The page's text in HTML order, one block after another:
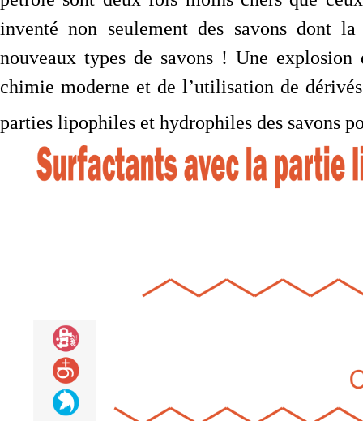
inventé non seulement des savons dont
nouveaux types de savons ! Une
chimie moderne et de l’utilisation de
parties lipophiles et hydrophiles des savons